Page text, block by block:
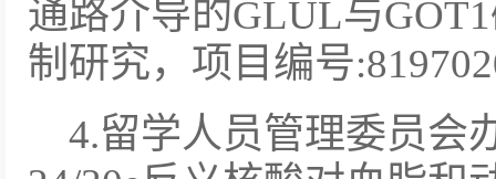
通路介导的GLUL与
制研究，项目编号
4.留学人员管理委员会